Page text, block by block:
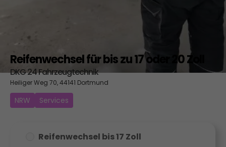
Reifenwechsel für bis zu 17 oder 20 Zoll
DKG 24 Fahrzeugtechnik
Heiliger Weg 70, 44141 Dortmund
NRW Services
Reifenwechsel bis 17 Zoll